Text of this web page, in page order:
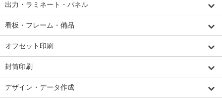
出力・ラミネート・パネル
看板・フレーム・備品
オフセット印刷
封筒印刷
デザイン・データ作成